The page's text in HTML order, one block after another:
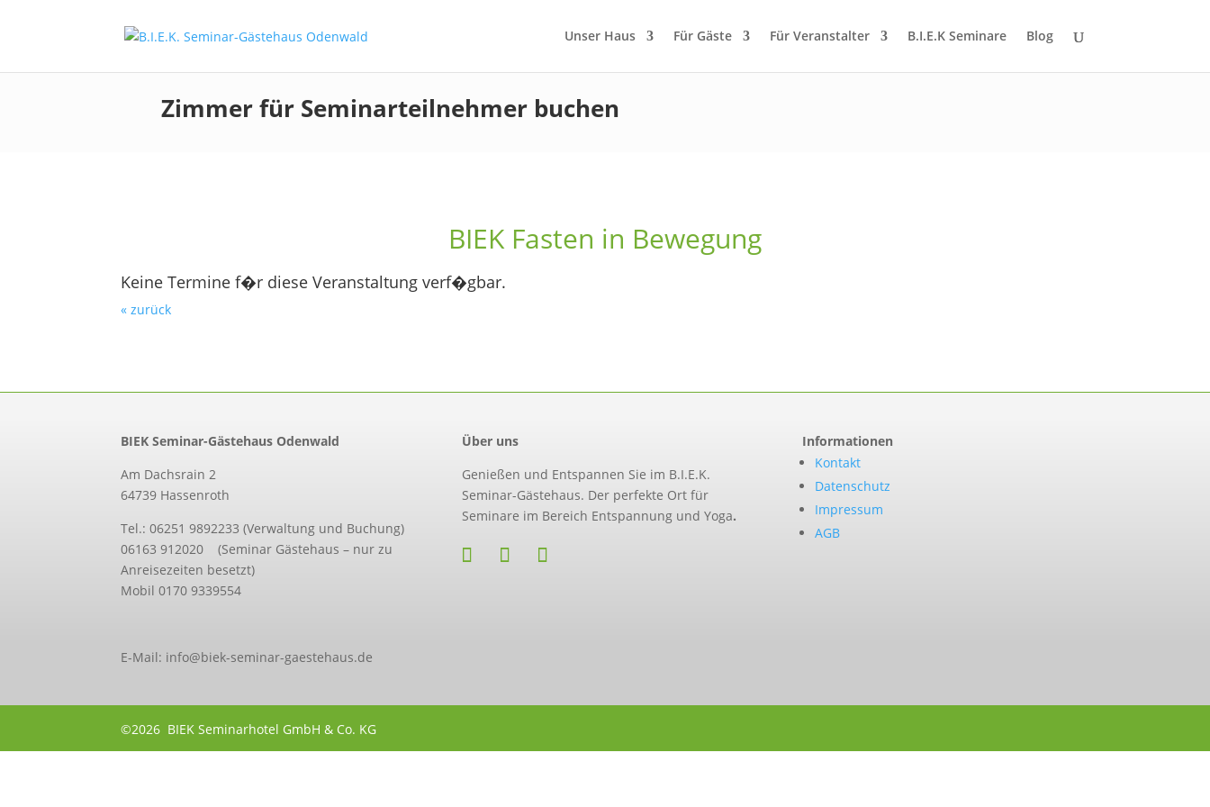
Unser Haus Für Gäste Für Veranstalter B.I.E.K Seminare Blog
Zimmer für Seminarteilnehmer buchen
BIEK Fasten in Bewegung
Keine Termine f�r diese Veranstaltung verf�gbar.
« zurück
BIEK Seminar-Gästehaus Odenwald
Am Dachsrain 2
64739 Hassenroth
Tel.: 06251 9892233 (Verwaltung und Buchung)
06163 912020 (Seminar Gästehaus – nur zu
Anreisezeiten besetzt)
Mobil 0170 9339554
E-Mail: info@biek-seminar-gaestehaus.de
Über uns
Genießen und Entspannen Sie im B.I.E.K.
Seminar-Gästehaus. Der perfekte Ort für
Seminare im Bereich Entspannung und Yoga.
Informationen
Kontakt
Datenschutz
Impressum
AGB
©2026 BIEK Seminarhotel GmbH & Co. KG